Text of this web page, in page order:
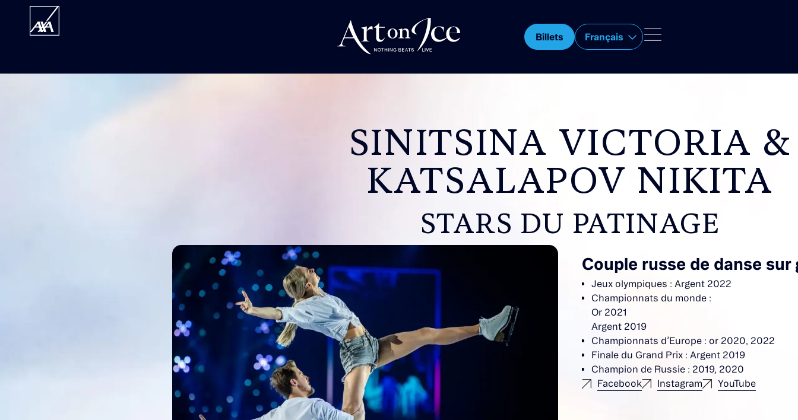
Billets Français
SINITSINA VICTORIA &
KATSALAPOV NIKITA
STARS DU PATINAGE
Couple russe de danse sur
Jeux olympiques : Argent 2022
Championnats du monde :
Or 2021
Argent 2019
Championnats d’Europe : or 2020, 2022
Finale du Grand Prix : Argent 2019
Champion de Russie : 2019, 2020
Facebook
Instagram YouTube